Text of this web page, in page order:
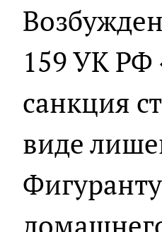
159 УК РФ
санкция
виде